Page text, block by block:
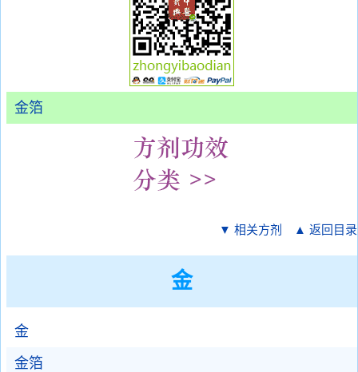
金箔
▼ 相关方剂 ▲ 返回目录
金
金
金箔